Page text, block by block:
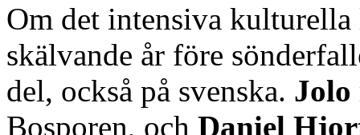
Om det intensiva
skälvande år före
del, också på svenska. Jolo
Bosporen, och Daniel